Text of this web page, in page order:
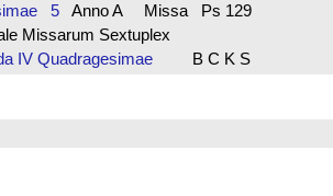
5Anno A Missa Ps 129
Missarum Sextuplex
IV Quadragesimae
B C K S